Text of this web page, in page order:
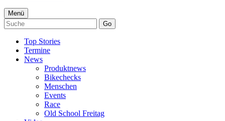
Menü
Go
Top Stories
Termine
News
Produktnews
Bikechecks
Menschen
Events
Race
Old School Freitag